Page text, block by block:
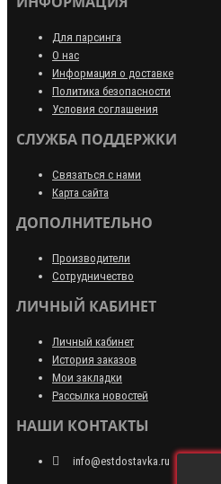
Для парсинга
О нас
Информация о доставке
Политика безопасности
Условия соглашения
СЛУЖБА ПОДДЕРЖКИ
Связаться с нами
Карта сайта
ДОПОЛНИТЕЛЬНО
Производители
Сотрудничество
ЛИЧНЫЙ КАБИНЕТ
Личный кабинет
История заказов
Мои закладки
Рассылка новостей
НАШИ КОНТАКТЫ
info@estdostavka.ru